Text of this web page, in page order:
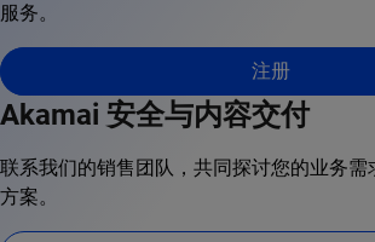
服务。
注册
Akamai 安全与内容交付
联系我们的销售团队，共同探讨您的业务
方案。